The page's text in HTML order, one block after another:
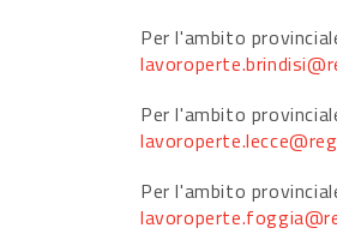
Per l'ambito
Per l'ambito
Per l'ambito